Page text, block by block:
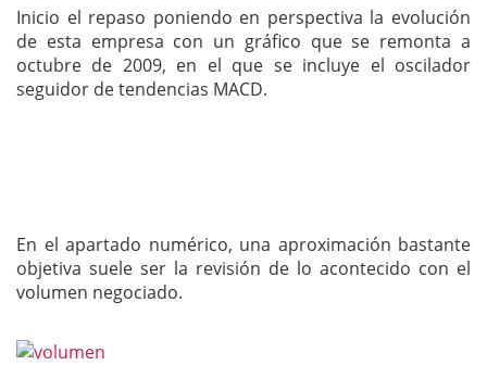
Inicio el repaso poniendo en perspectiva la evolución
de esta empresa con un gráfico que se remonta a
octubre de 2009, en el que se incluye el oscilador
seguidor de tendencias MACD.
En el apartado numérico, una aproximación bastante
objetiva suele ser la revisión de lo acontecido con el
volumen negociado.